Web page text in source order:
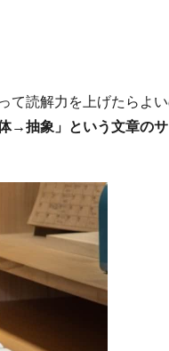
て読解力を上げたらよ
→抽象」という文章の